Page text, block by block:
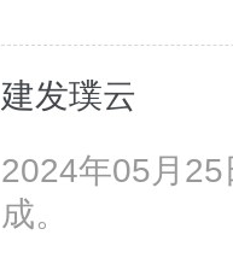
建发璞云
2024年05月
成。